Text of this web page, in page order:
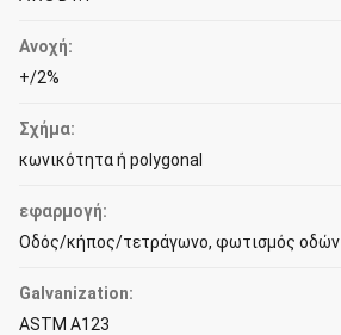
Ανοχή:
+/2%
Σχήμα:
κωνικότητα ή polygonal
εφαρμογή:
Οδός/κήπος/τετράγωνο, φωτισμός οδών
Galvanization:
ASTM A123